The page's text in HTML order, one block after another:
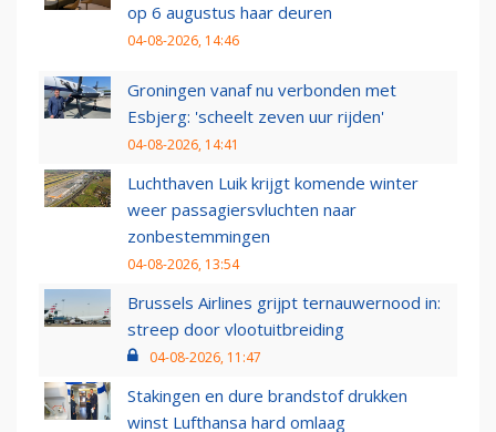
op 6 augustus haar deuren
04-08-2026, 14:46
Groningen vanaf nu verbonden met
Esbjerg: 'scheelt zeven uur rijden'
04-08-2026, 14:41
Luchthaven Luik krijgt komende winter
weer passagiersvluchten naar
zonbestemmingen
04-08-2026, 13:54
Brussels Airlines grijpt ternauwernood in:
streep door vlootuitbreiding
04-08-2026, 11:47
Stakingen en dure brandstof drukken
winst Lufthansa hard omlaag